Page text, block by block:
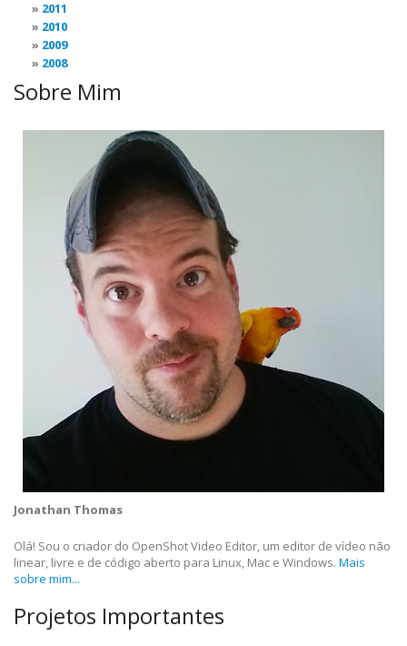
2011
2010
2009
2008
Sobre Mim
Jonathan Thomas
Olá! Sou o criador do OpenShot Video Editor, um editor de vídeo não
linear, livre e de código aberto para Linux, Mac e Windows. Mais
sobre mim...
Projetos Importantes